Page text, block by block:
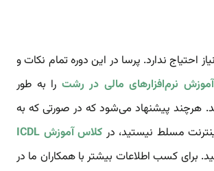
احتیاج ندارد. پرسا در این دوره تمام نکات و
آموزش نرم‌افزارهای مالی در رشت را به طور
پیشنهاد می‌شود که در صورتی که به
مسلط نیستید، در
کلاس آموزش ICDL
برای کسب اطلاعات بیشتر با همکاران ما در